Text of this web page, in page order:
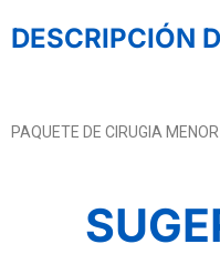
DESCRIPCIÓN
PAQUETE DE CIRUGIA